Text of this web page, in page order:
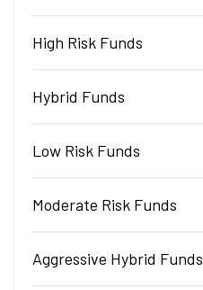
High Risk Funds
Hybrid Funds
Low Risk Funds
Moderate Risk Funds
Aggressive Hybrid Funds